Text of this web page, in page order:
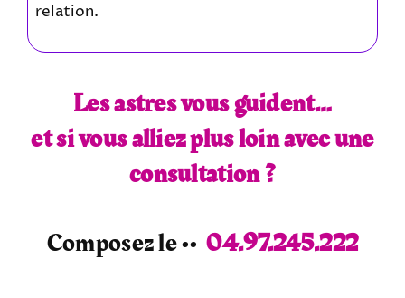
relation.
Les astres vous guident…
et si vous alliez plus loin avec une
consultation ?
Composez le •• 04.97.245.222